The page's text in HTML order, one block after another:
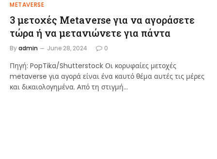
METAVERSE
3 μετοχές Metaverse για να αγοράσετε
τώρα ή να μετανιώνετε για πάντα
Byadmin June 28, 2024 0
Πηγή: PopTika/Shutterstock Οι κορυφαίες μετοχές
metaverse για αγορά είναι ένα καυτό θέμα αυτές τις μέρες
και δικαιολογημένα. Από τη στιγμή…